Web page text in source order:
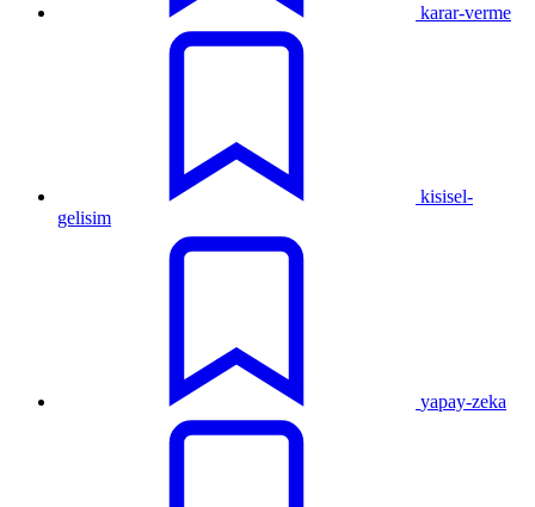
karar-verme
kisisel-
gelisim
yapay-zeka